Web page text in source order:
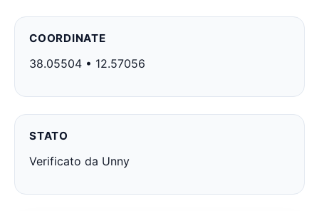
COORDINATE
38.05504 • 12.57056
STATO
Verificato da Unny